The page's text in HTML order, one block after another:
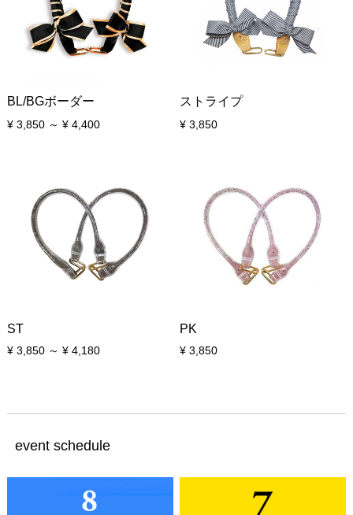
BL/BGボーダー
¥ 3,850 ～ ¥ 4,400
ストライプ
¥ 3,850
ST
¥ 3,850 ～ ¥ 4,180
PK
¥ 3,850
event schedule